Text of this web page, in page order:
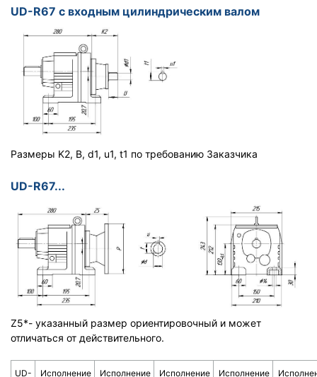
UD-R67 с входным цилиндрическим валом
Размеры K2, B, d1, u1, t1 по требованию Заказчика
UD-R67...
Z5*- указанный размер ориентировочный и может
отличаться от действительного.
UD- Исполнение Исполнение Исполнение Исполнение